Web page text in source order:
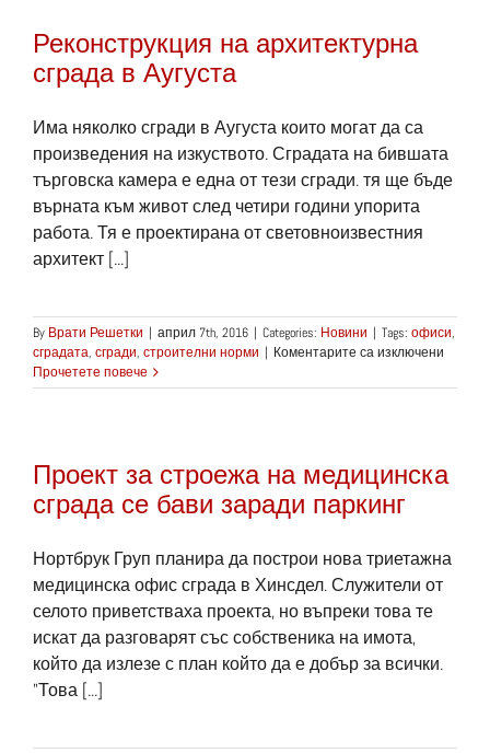
Реконструкция на архитектурна
сграда в Аугуста
Има няколко сгради в Аугуста които могат да са
произведения на изкуството. Сградата на бившата
търговска камера е една от тези сгради. тя ще бъде
върната към живот след четири години упорита
работа. Тя е проектирана от световноизвестния
архитект [...]
By Врати Решетки | април 7th, 2016 | Categories: Новини | Tags: офиси,
сградата, сгради, строителни норми | Коментарите са изключени
на
Аугуста
Прочетете повече
Проект за строежа на медицинска
сграда се бави заради паркинг
Нортбрук Груп планира да построи нова триетажна
медицинска офис сграда в Хинсдел. Служители от
селото приветстваха проекта, но въпреки това те
искат да разговарят със собственика на имота,
който да излезе с план който да е добър за всички.
"Това [...]